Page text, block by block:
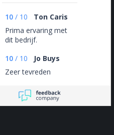
10 / 10
Ton Caris
Prima ervaring met
dit bedrijf.
10 / 10
Jo Buys
Zeer tevreden